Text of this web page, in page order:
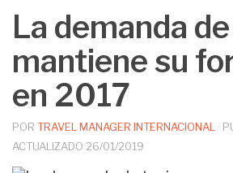
La demanda
mantiene su
en 2017
POR TRAVEL MANAGER INTERNACIONAL ·
ACTUALIZADO 26/01/2019